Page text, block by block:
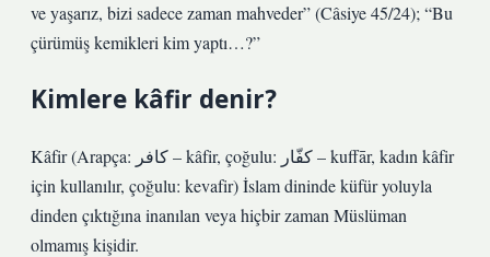
ve yaşarız, bizi sadece zaman mahveder” (Câsiye 45/24); “Bu
çürümüş kemikleri kim yaptı…?”
Kimlere kâfir denir?
Kâfir (Arapça: كافر – kâfir, çoğulu: كفّار – kuffār, kadın kâfir
için kullanılır, çoğulu: kevafir) İslam dininde küfür yoluyla
dinden çıktığına inanılan veya hiçbir zaman Müslüman
olmamış kişidir.